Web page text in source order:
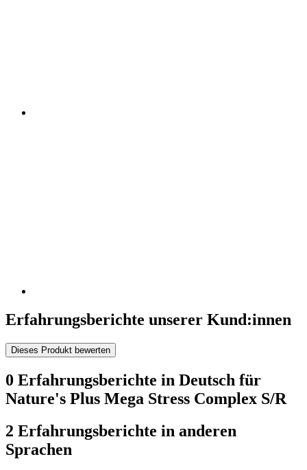
Erfahrungsberichte unserer Kund:innen
Dieses Produkt bewerten
0 Erfahrungsberichte in Deutsch für
Nature's Plus Mega Stress Complex S/R
2 Erfahrungsberichte in anderen
Sprachen